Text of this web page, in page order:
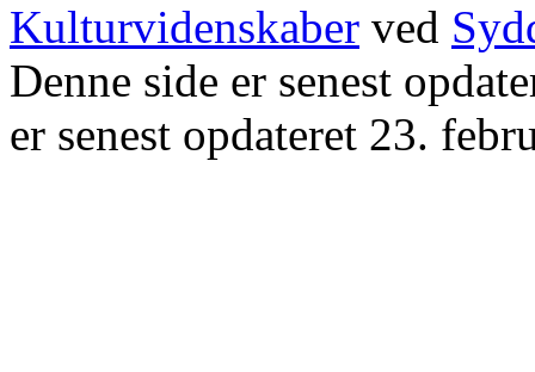
Kulturvidenskaber ved
Denne side er senest
er senest opdateret 23.